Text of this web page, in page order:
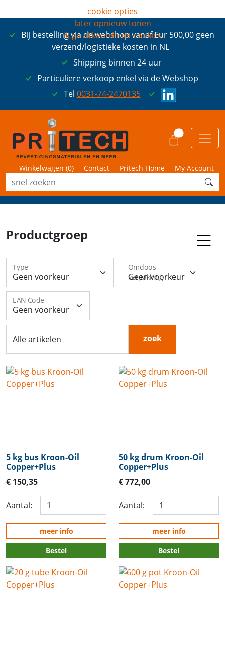
Bij bestelling via de webshop vanaf Eur 500,00 geen
verzend/logistieke kosten in NL
Shipping binnen 24 uur
Particuliere verkoop enkel via de Webshop
Tel 0031-74-2470135
Winkelwagen (0) Contact Pritech Home My Account
Productgroep
Type Omdoos
verpakking
EAN Code
Alle artikelen zoek
5 kg bus Kroon-Oil
Copper+Plus
€ 150,35
Aantal:
meer info
Bestel
50 kg drum Kroon-Oil
Copper+Plus
€ 772,00
Aantal:
meer info
Bestel
cookie opties
later opnieuw tonen
ik ga akkoord met cookies